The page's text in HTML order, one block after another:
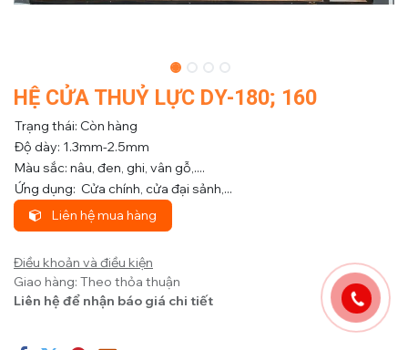
HỆ CỬA THUỶ LỰC DY-180; 160
Trạng thái: Còn hàng
Độ dày: 1.3mm-2.5mm
Màu sắc: nâu, đen, ghi, vân gỗ,....
Ứng dụng: Cửa chính, cửa đại sảnh,...
Liên hệ mua hàng
Điều khoản và điều kiện
Giao hàng: Theo thỏa thuận
Liên hệ để nhận báo giá chi tiết